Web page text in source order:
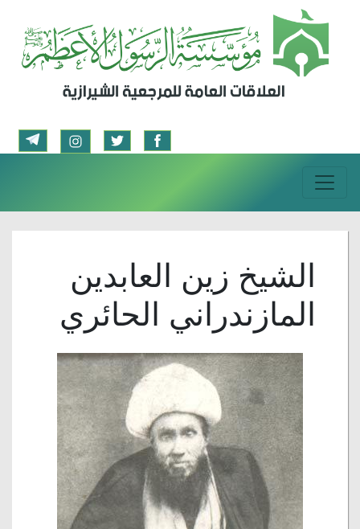
الشيخ زين العابدين
المازندراني الحائري